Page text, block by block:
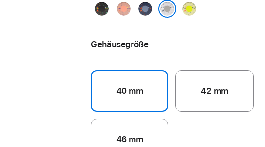
MidnightAlpenglow
Blue
Ribbon
Volt
Gehäusegröße
40 mm 42 mm
46 mm